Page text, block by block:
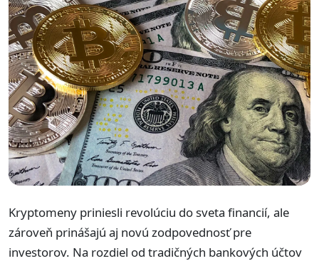
Kryptomeny priniesli revolúciu do sveta financií, ale
zároveň prinášajú aj novú zodpovednosť pre
investorov. Na rozdiel od tradičných bankových účtov